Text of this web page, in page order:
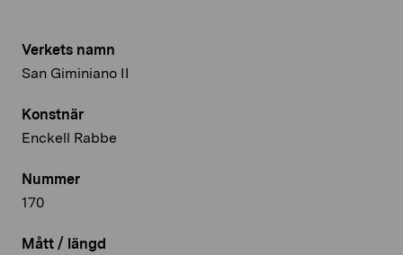
Verkets namn
San Giminiano II
Konstnär
Enckell Rabbe
Nummer
170
Mått / längd